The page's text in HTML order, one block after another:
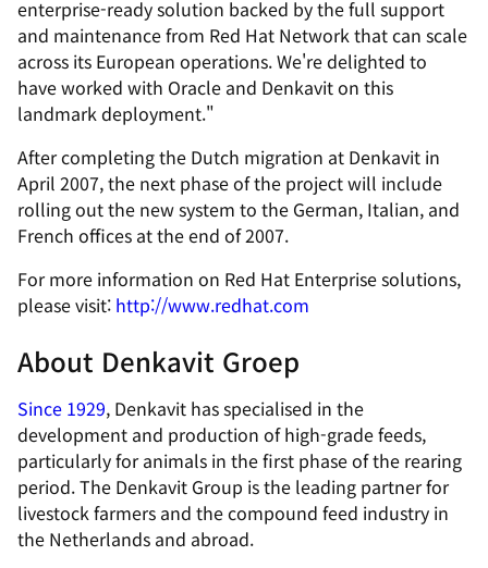
enterprise-ready solution backed by the full support
and maintenance from Red Hat Network that can scale
across its European operations. We're delighted to
have worked with Oracle and Denkavit on this
landmark deployment."
After completing the Dutch migration at Denkavit in
April 2007, the next phase of the project will include
rolling out the new system to the German, Italian, and
French offices at the end of 2007.
For more information on Red Hat Enterprise solutions,
please visit: http://www.redhat.com
About Denkavit Groep
Since 1929, Denkavit has specialised in the
development and production of high-grade feeds,
particularly for animals in the first phase of the rearing
period. The Denkavit Group is the leading partner for
livestock farmers and the compound feed industry in
the Netherlands and abroad.